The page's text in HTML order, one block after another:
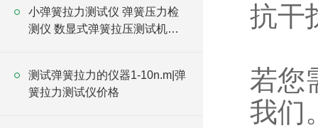
小弹簧拉力测试仪 弹簧压力检
测仪 数显式弹簧拉压测试机价
测试弹簧拉力的仪器1-10n.m|弹
簧拉力测试仪价格
抗干
若您
我们